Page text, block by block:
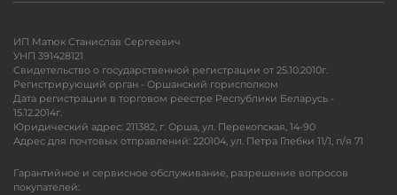
ИП Матюк Станислав Сергеевич
УНП 391428121
Свидетельство о государственной регистрации от 25.10.2010г.
Регистрирующий орган - Оршанский горисполком
Дата регистрации в торговом реестре Республики Беларусь -
15.12.2014г.
Юридический адрес: 211382, г. Орша, ул. Перекопская, 14-90
Адрес для почтовых отправлений: 220104, ул. Петра Глебки 11/1, п/я 71
Гарантийное и сервисное обслуживание, разрешение вопросов
покупателей: